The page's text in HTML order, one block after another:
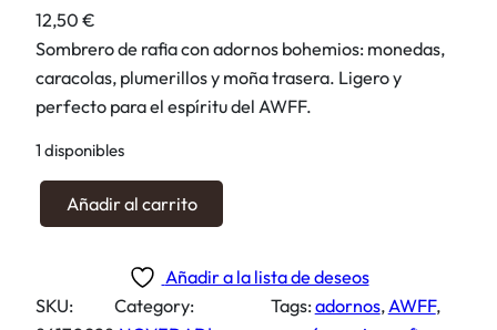
12,50 €
Sombrero de rafia con adornos bohemios: monedas,
caracolas, plumerillos y moña trasera. Ligero y
perfecto para el espíritu del AWFF.
1 disponibles
o
r
Añadir al carrito
Añadir a la lista de deseos
SKU:
Category:
Tags:adornos, AWFF ,